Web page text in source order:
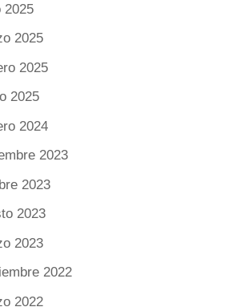
2025
2025
2025
2025
2024
2023
2023
2023
2023
2022
2022